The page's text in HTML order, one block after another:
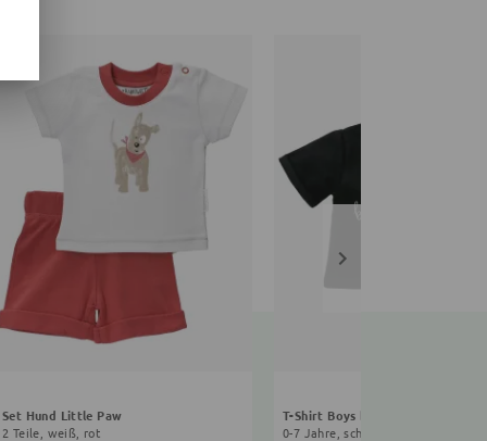
Set Hund Little Paw
2 Teile, weiß, rot
0-7 Jahre, schwarz